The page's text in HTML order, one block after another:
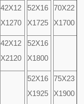
42X12
X1270
52X16
X1725
70X22
X1700
42X12
X2120
52X16
X1800
52X16
X1925
75X23
X1900